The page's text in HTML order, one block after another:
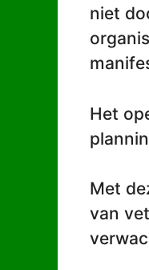
niet
Het
Met
van